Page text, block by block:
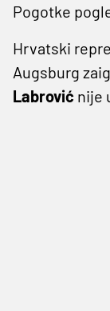
Pogotke
Hrvatski
Augsburg
Labrović nije